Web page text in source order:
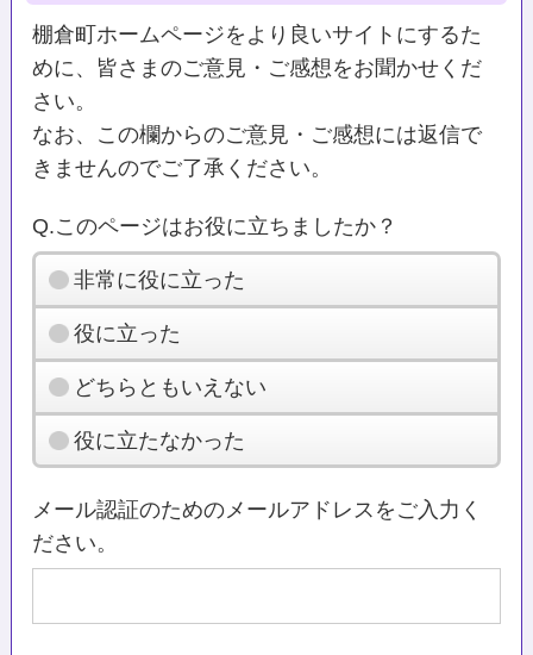
棚倉町ホームページをより良いサイトにするた
めに、皆さまのご意見・ご感想をお聞かせくだ
さい。
なお、この欄からのご意見・ご感想には返信で
きませんのでご了承ください。
Q.このページはお役に立ちましたか？
非常に役に立った
役に立った
どちらともいえない
役に立たなかった
メール認証のためのメールアドレスをご入力く
ださい。